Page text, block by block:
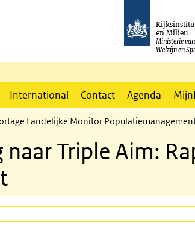
en Milieu
Ministerie
Welzijn en
International Contact Agenda
Landelijke Monitor
Triple Aim: